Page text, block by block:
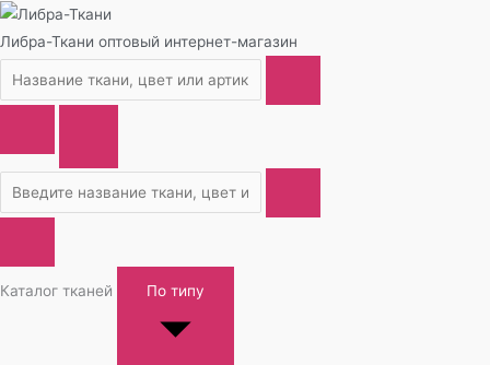
Либра-Ткани оптовый интернет-магазин
Каталог тканей По типу